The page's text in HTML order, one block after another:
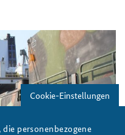
Officials
Cookie-Einstellungen
personenbezogene